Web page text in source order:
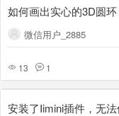
如何画出实心的3D圆环
微信用户_2885
13 1
安装了Iimini插件，无